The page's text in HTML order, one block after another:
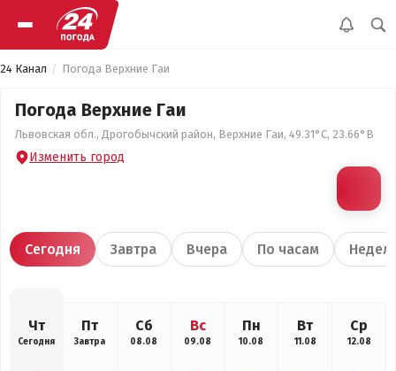
24 Канал Погода Верхние Гаи
Погода Верхние Гаи
Львовская обл., Дрогобычский район, Верхние Гаи, 49.31°С, 23.66°В
Изменить город
Сегодня Завтра Вчера По часам
Чт
Сегодня
Пт
Завтра
Сб
08.08
Вс
09.08
Пн
10.08
Вт
11.08
Ср
12.08